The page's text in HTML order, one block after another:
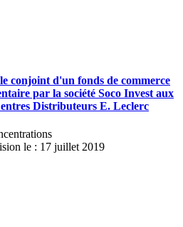
conjoint d'un fonds de commerce
par la société Soco Invest aux
Distributeurs E. Leclerc
le : 17 juillet 2019